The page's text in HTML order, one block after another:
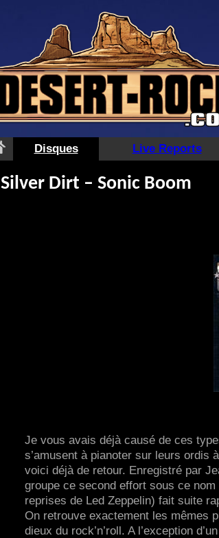
Disques Live Reports
Silver Dirt – Sonic Boom
Je vous avais déjà causé de ces
s’amusent à pianoter sur leurs ordis
voici déjà de retour. Enregistré par
groupe ce second effort sous ce
reprises de Led Zeppelin) fait suite
On retrouve exactement les mêmes
dieux du rock’n’roll. A l’exception